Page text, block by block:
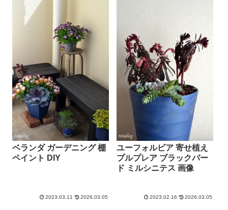
ベランダ ガーデニング 棚
ペイント DIY
2023.03.11 2026.03.05
ユーフォルビア 寄せ植え
プルプレア ブラックバー
ド ミルシニテス 画像
2023.02.16 2026.03.05